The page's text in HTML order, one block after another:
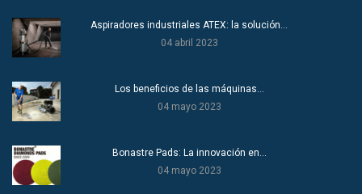
Aspiradores industriales ATEX: la solución…
04 abril 2023
Los beneficios de las máquinas…
04 mayo 2023
Bonastre Pads: La innovación en…
04 mayo 2023